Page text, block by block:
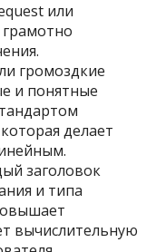
или
громоздкие
и понятные
делает
заголовок
и типа
вычислительную